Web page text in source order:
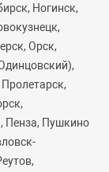
Ногинск,
Орск,
Пенза, Пушкино